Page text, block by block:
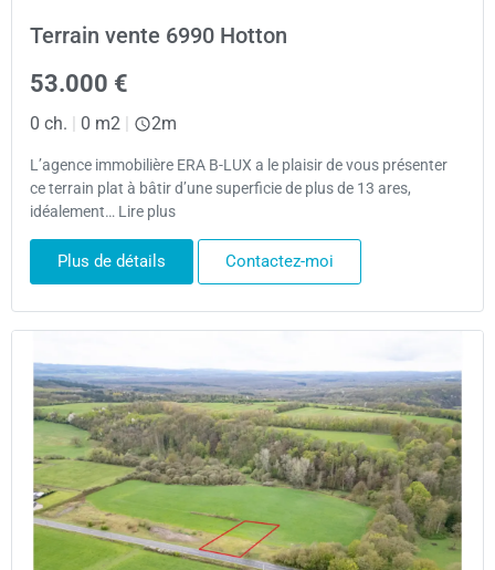
Terrain vente 6990 Hotton
53.000 €
0 ch. 0 m2 2m
L’agence immobilière ERA B-LUX a le plaisir de vous présenter
ce terrain plat à bâtir d’une superficie de plus de 13 ares,
idéalement… Lire plus
Plus de détails Contactez-moi